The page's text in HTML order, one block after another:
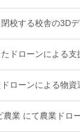
校する校舎の3D
ドローンによる
ローンによる物
農業 にて農業ドロ